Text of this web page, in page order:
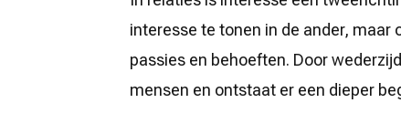
interesse te tonen in de ander, maar
passies en behoeften. Door
mensen en ontstaat er een dieper